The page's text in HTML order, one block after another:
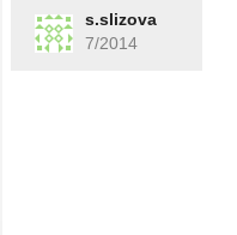
s.slizova
7/2014